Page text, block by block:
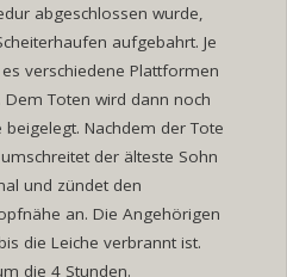
abgeschlossen wurde,
aufgebahrt. Je
verschiedene Plattformen
Toten wird dann noch
Nachdem der Tote
der älteste Sohn
und zündet den
an. Die Angehörigen
die Leiche verbrannt ist.
die 4 Stunden.